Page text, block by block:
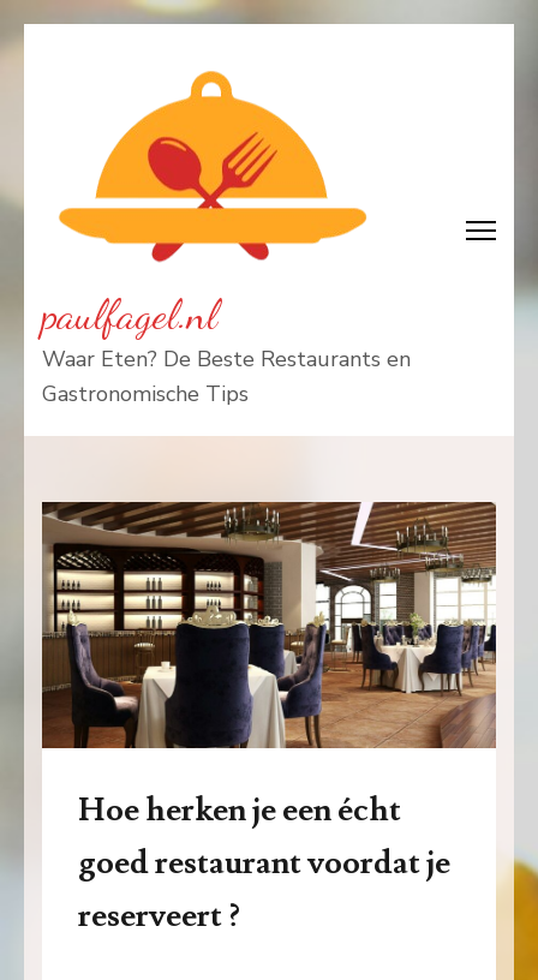
Ga
paulfagel.nl
Waar Eten? De Beste Restaurants en
Gastronomische Tips
Hoe herken je een écht
goed restaurant voordat je
reserveert ?